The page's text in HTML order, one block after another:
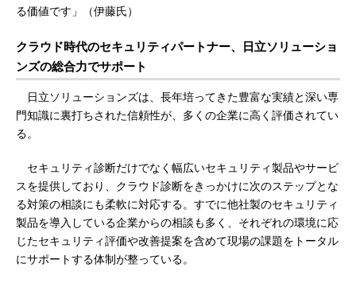
る価値です」（伊藤氏）
クラウド時代のセキュリティパートナー、日立ソリューショ
ンズの総合力でサポート
日立ソリューションズは、長年培ってきた豊富な実績と深い専
門知識に裏打ちされた信頼性が、多くの企業に高く評価されてい
る。
セキュリティ診断だけでなく幅広いセキュリティ製品やサービ
スを提供しており、クラウド診断をきっかけに次のステップとな
る対策の相談にも柔軟に対応する。すでに他社製のセキュリティ
製品を導入している企業からの相談も多く、それぞれの環境に応
じたセキュリティ評価や改善提案を含めて現場の課題をトータル
にサポートする体制が整っている。